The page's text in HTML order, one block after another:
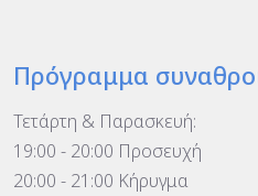
Πρόγραμμα
Τετάρτη & Παρασκευή:
19:00 - 20:00 Προσευχή
20:00 - 21:00 Κήρυγμα